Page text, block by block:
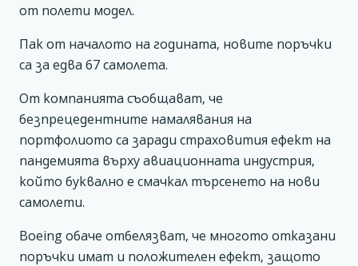
от полети модел.
Пак от началото на годината, новите поръчки
са за едва 67 самолета.
От компанията съобщават, че
безпрецедентните намалявания на
портфолиото са заради страховития ефект на
пандемията върху авиационната индустрия,
който буквално е смачкал търсенето на нови
самолети.
Boeing обаче отбелязват, че многото отказани
поръчки имат и положителен ефект, защото